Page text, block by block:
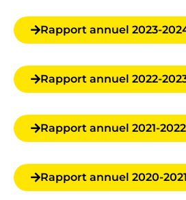
Rapport annuel 2023-
Rapport annuel 2022-
Rapport annuel 2021-2022
Rapport annuel 2020-2021